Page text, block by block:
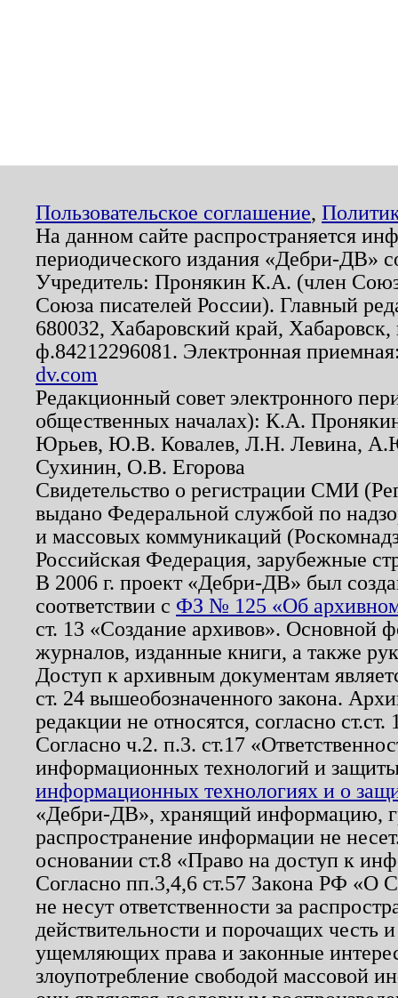
Пользовательское соглашение,
На данном сайте распространяется
периодического издания «Дебри-ДВ»
Учредитель: Пронякин К.А. (член
Союза писателей России). Главный
680032, Хабаровский край,
ф.84212296081. Электронная
dv.com
Редакционный совет электронного
общественных началах): К.А.
Юрьев, Ю.В. Ковалев, Л.Н. Левина,
Сухинин, О.В. Егорова
Свидетельство о регистрации СМИ
выдано Федеральной службой по
и массовых коммуникаций
Российская Федерация, зарубежные
В 2006 г. проект «Дебри-ДВ» был
соответствии с ФЗ № 125 «Об
ст. 13 «Создание архивов». Основной
журналов, изданные книги, а также
Доступ к архивным документам
ст. 24 вышеобозначенного закона.
редакции не относятся, согласно
Согласно ч.2. п.3. ст.17
информационных технологий и
информационных технологиях и о
«Дебри-ДВ», хранящий информацию,
распространение информации не
основании ст.8 «Право на доступ к
Согласно пп.3,4,6 ст.57 Закона РФ «О
не несут ответственности за
действительности и порочащих честь
ущемляющих права и законные
злоупотребление свободой массовой